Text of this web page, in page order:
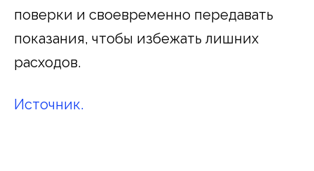
поверки и своевременно передавать
показания, чтобы избежать лишних
расходов.
Источник.